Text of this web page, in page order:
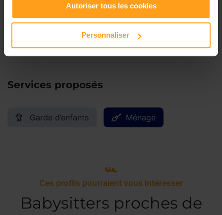
Autoriser tous les cookies
Personnaliser
Disponible de 00:00 à 00:00
Disponible de 00:00 à 00:00
Services proposés
Garde d’enfants Ménage
Ces profils pourraient vous intéresser
Babysitters proches de